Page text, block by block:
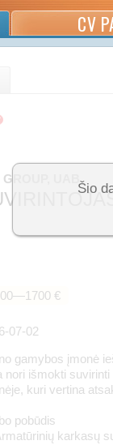
CV
GROUP, UAB
€
07-02
gamybos įmonė
nori išmokti
kuri vertina
pobūdis
karkasų
Šio